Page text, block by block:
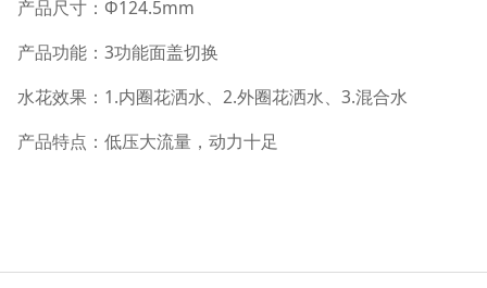
产品尺寸：Φ124.5mm
产品功能：3功能面盖切换
水花效果：1.内圈花洒水、2.外圈花洒水、3.混合水
产品特点：低压大流量，动力十足